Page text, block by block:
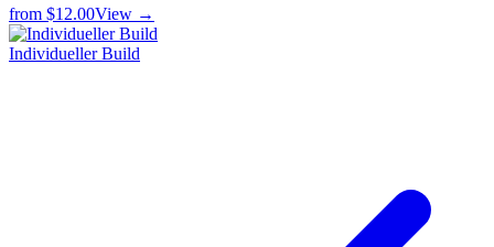
from $12.00View →
Individueller Build